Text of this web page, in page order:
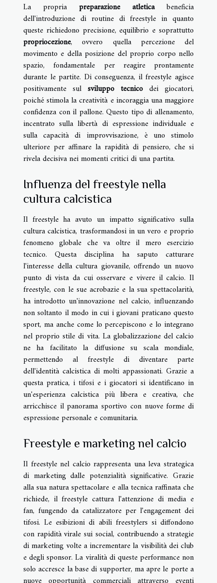
La propria preparazione atleticabeneficia
dell'introduzione di routine di freestyle in quanto
queste richiedono precisione, equilibrio e soprattutto
propriocezione, ovvero quella percezione del
movimento e della posizione del proprio corpo nello
spazio, fondamentale per reagire prontamente
durante le partite. Di conseguenza, il freestyle agisce
positivamente sul sviluppo tecnico dei giocatori,
poiché stimola la creatività e incoraggia una maggiore
confidenza con il pallone. Questo tipo di allenamento,
incentrato sulla libertà di espressione individuale e
sulla capacità di improvvisazione, è uno stimolo
ulteriore per affinare la rapidità di pensiero, che si
rivela decisiva nei momenti critici di una partita.
Influenza del freestyle nella
cultura calcistica
Il freestyle ha avuto un impatto significativo sulla
cultura calcistica, trasformandosi in un vero e proprio
fenomeno globale che va oltre il mero esercizio
tecnico. Questa disciplina ha saputo catturare
l'interesse della cultura giovanile, offrendo un nuovo
punto di vista da cui osservare e vivere il calcio. Il
freestyle, con le sue acrobazie e la sua spettacolarità,
ha introdotto un'innovazione nel calcio, influenzando
non soltanto il modo in cui i giovani praticano questo
sport, ma anche come lo percepiscono e lo integrano
nel proprio stile di vita. La globalizzazione del calcio
ne ha facilitato la diffusione su scala mondiale,
permettendo al freestyle di diventare parte
dell'identità calcistica di molti appassionati. Grazie a
questa pratica, i tifosi e i giocatori si identificano in
un'esperienza calcistica più libera e creativa, che
arricchisce il panorama sportivo con nuove forme di
espressione personale e comunitaria.
Freestyle e marketing nel calcio
Il freestyle nel calcio rappresenta una leva strategica
di marketing dalle potenzialità significative. Grazie
alla sua natura spettacolare e alla tecnica raffinata che
richiede, il freestyle cattura l'attenzione di media e
fan, fungendo da catalizzatore per l'engagement dei
tifosi. Le esibizioni di abili freestylers si diffondono
con rapidità virale sui social, contribuendo a strategie
di marketing volte a incrementare la visibilità dei club
e degli sponsor. La viralità di queste performance non
solo accresce la base di supporter, ma apre le porte a